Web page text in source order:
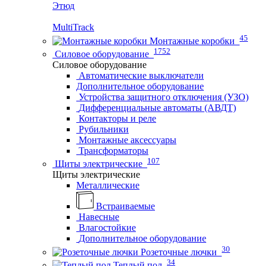
Этюд
MultiTrack
Монтажные коробки 45
Силовое оборудование 1752
Силовое оборудование
Автоматические выключатели
Дополнительное оборудование
Устройства защитного отключения (УЗО)
Дифференциальные автоматы (АВДТ)
Контакторы и реле
Рубильники
Монтажные аксессуары
Трансформаторы
Щиты электрические 107
Щиты электрические
Металлические
Встраиваемые
Навесные
Влагостойкие
Дополнительное оборудование
Розеточные лючки 30
34